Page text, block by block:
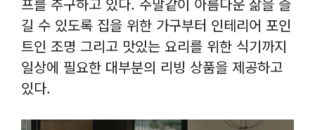
길 수 있도록 집을 위한 가구부터 인테리어 포인
트인 조명 그리고 맛있는 요리를 위한 식기까지
일상에 필요한 대부분의 리빙 상품을 제공하고
있다.